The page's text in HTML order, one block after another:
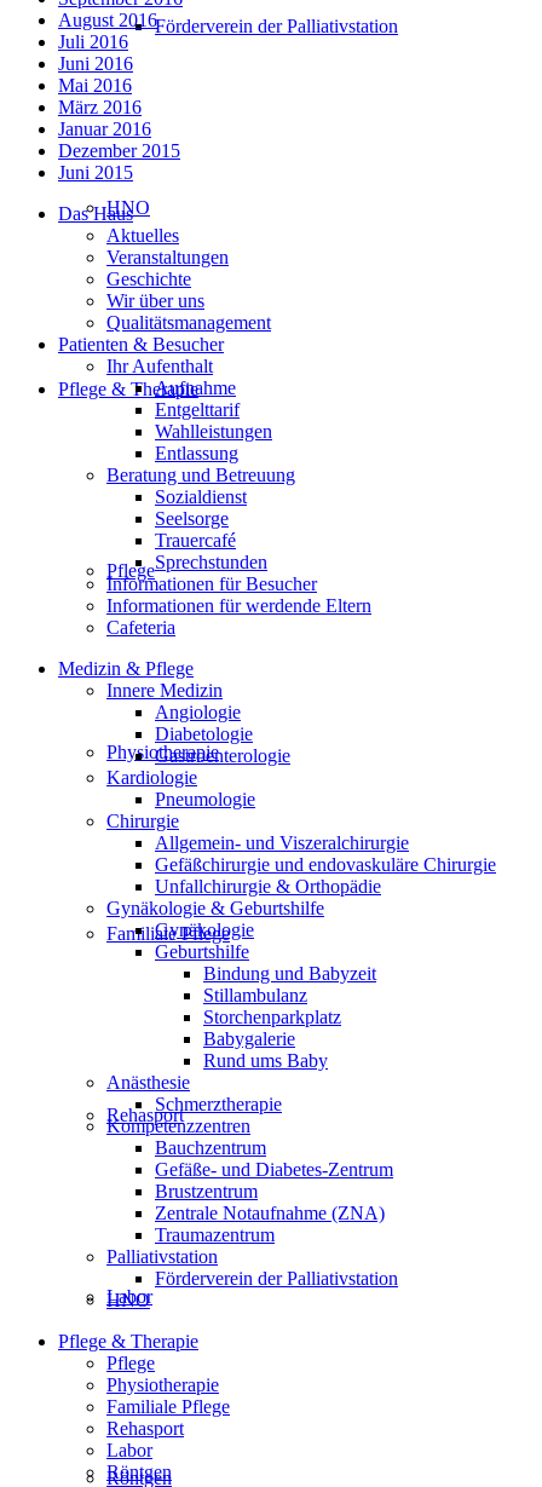
Förderverein der Palliativstation
HNO
Pflege & Therapie
Pflege
Physiotherapie
Familiale Pflege
Rehasport
Labor
Röntgen
August 2016
Juli 2016
Juni 2016
Mai 2016
März 2016
Januar 2016
Dezember 2015
Juni 2015
Das Haus
Aktuelles
Veranstaltungen
Geschichte
Wir über uns
Qualitätsmanagement
Patienten & Besucher
Ihr Aufenthalt
Aufnahme
Entgelttarif
Wahlleistungen
Entlassung
Beratung und Betreuung
Sozialdienst
Seelsorge
Trauercafé
Sprechstunden
Informationen für Besucher
Informationen für werdende Eltern
Cafeteria
Medizin & Pflege
Innere Medizin
Angiologie
Diabetologie
Gastroenterologie
Kardiologie
Pneumologie
Chirurgie
Allgemein- und Viszeralchirurgie
Gefäßchirurgie und endovaskuläre Chirurgie
Unfallchirurgie & Orthopädie
Gynäkologie & Geburtshilfe
Gynäkologie
Geburtshilfe
Bindung und Babyzeit
Stillambulanz
Storchenparkplatz
Babygalerie
Rund ums Baby
Anästhesie
Schmerztherapie
Kompetenzzentren
Bauchzentrum
Gefäße- und Diabetes-Zentrum
Brustzentrum
Zentrale Notaufnahme (ZNA)
Traumazentrum
Palliativstation
Förderverein der Palliativstation
HNO
Pflege & Therapie
Pflege
Physiotherapie
Familiale Pflege
Rehasport
Labor
Röntgen